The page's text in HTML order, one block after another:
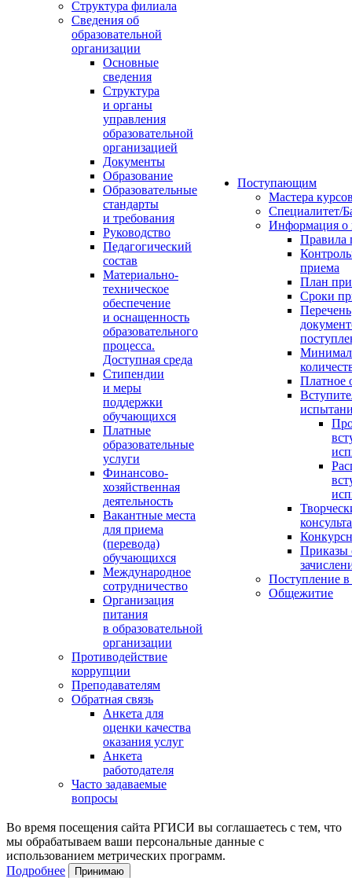
Структура филиала
Сведения об
образовательной
организации
Основные
сведения
Структура
и органы
управления
образовательной
организацией
Документы
Образование
Образовательные
стандарты
и требования
Руководство
Педагогический
состав
Материально-
техническое
обеспечение
и оснащенность
образовательного
процесса.
Доступная среда
Стипендии
и меры
поддержки
обучающихся
Платные
образовательные
услуги
Финансово-
хозяйственная
деятельность
Вакантные места
для приема
(перевода)
обучающихся
Международное
сотрудничество
Организация
питания
в образовательной
организации
Противодействие
коррупции
Преподавателям
Обратная связь
Анкета для
оценки качества
оказания услуг
Анкета
работодателя
Часто задаваемые
вопросы
Поступающим
Мастера
Специалитет/
Информация о
Правила
приема
План
Сроки
Перечень
Платное
Приказы
Поступление в
Общежитие
Во время посещения сайта РГИСИ вы соглашаетесь с тем, что
мы обрабатываем ваши персональные данные с
использованием метрических программ.
Подробнее
Принимаю